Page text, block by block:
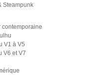
Steampunk
contemporaine
V1 à V5
V6 et V7